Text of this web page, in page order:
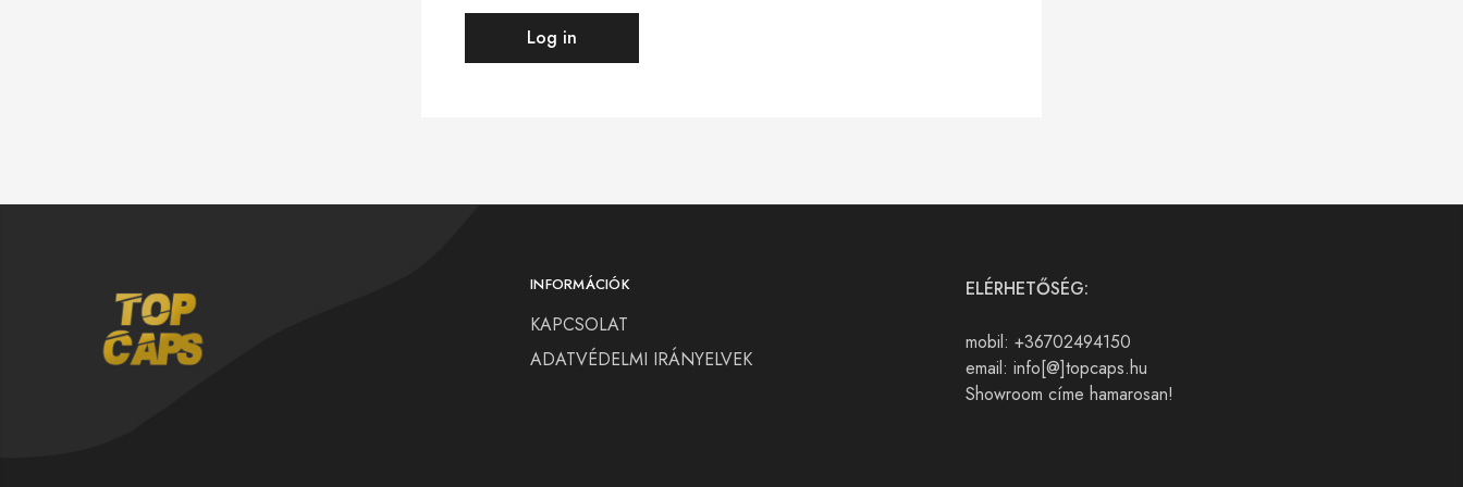
Log in
INFORMÁCIÓK
KAPCSOLAT
ADATVÉDELMI IRÁNYELVEK
ELÉRHETŐSÉG:
mobil: +36702494150
email: info[@]topcaps.hu
Showroom címe hamarosan!